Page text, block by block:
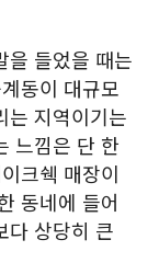
을 들었을 때는
동이 대규모
는 지역이기는
느낌은 단 한
크쉑 매장이
동네에 들어
다 상당히 큰